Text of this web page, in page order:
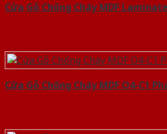
Cửa Gỗ Chống Cháy MDF
Cửa Gỗ Chống Cháy MDF O4-C1